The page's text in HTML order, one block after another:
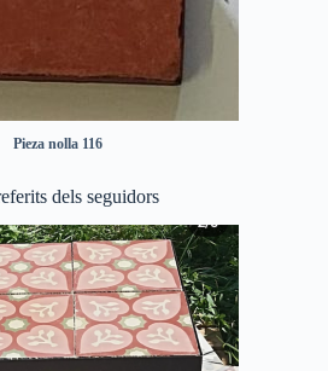
Pieza nolla 116
dels seguidors